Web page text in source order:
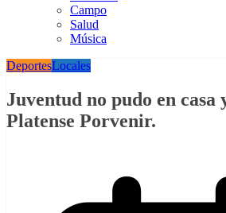
Campo
Salud
Música
DeportesLocales
Juventud no pudo en casa
Platense Porvenir.